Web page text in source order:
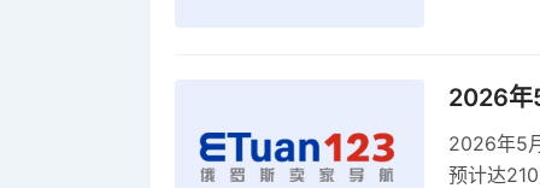
2026年
2026年5
预计达